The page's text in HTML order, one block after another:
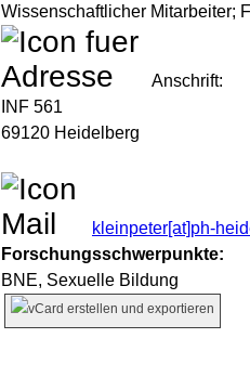
Wissenschaftlicher Mitarbeiter;
Anschrift:
INF 561
69120 Heidelberg
kleinpeter[at]ph-
Forschungsschwerpunkte:
BNE, Sexuelle Bildung